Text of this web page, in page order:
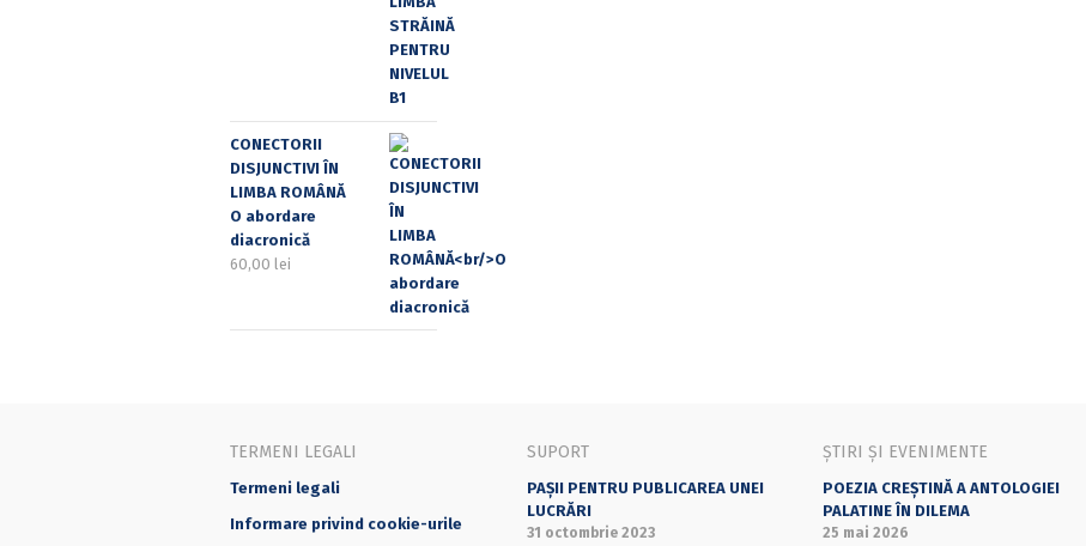
CONECTORII
DISJUNCTIVI ÎN
LIMBA ROMÂNĂ
O abordare
diacronică
60,00 lei
TERMENI LEGALI
Termeni legali
Informare privind cookie-urile
SUPORT
PAȘII PENTRU PUBLICAREA UNEI
LUCRĂRI
31 octombrie 2023
ȘTIRI ȘI EVENIMENTE
POEZIA CREȘTINĂ A ANTOLOGIEI
PALATINE ÎN DILEMA
25 mai 2026